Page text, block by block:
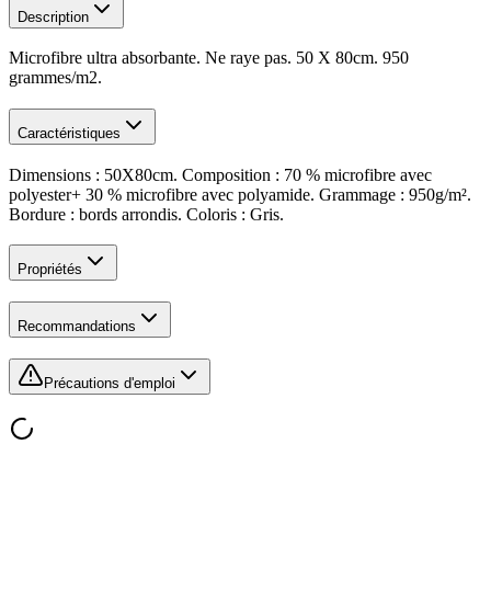
Description
Microfibre ultra absorbante. Ne raye pas. 50 X 80cm. 950
grammes/m2.
Caractéristiques
Dimensions : 50X80cm. Composition : 70 % microfibre avec
polyester+ 30 % microfibre avec polyamide. Grammage : 950g/m².
Bordure : bords arrondis. Coloris : Gris.
Propriétés
Recommandations
Précautions d'emploi